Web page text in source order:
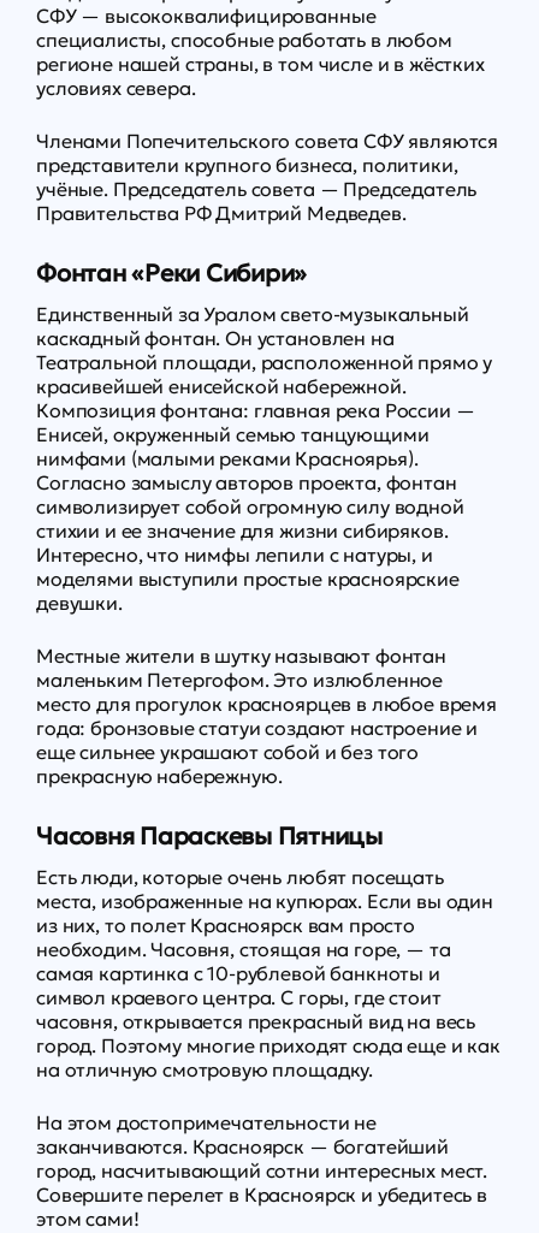
СФУ — высококвалифицированные
специалисты, способные работать в любом
регионе нашей страны, в том числе и в жёстких
условиях севера.
Членами Попечительского совета СФУ являются
представители крупного бизнеса, политики,
учёные. Председатель совета — Председатель
Правительства РФ Дмитрий Медведев.
Фонтан «Реки Сибири»
Единственный за Уралом свето-музыкальный
каскадный фонтан. Он установлен на
Театральной площади, расположенной прямо у
красивейшей енисейской набережной.
Композиция фонтана: главная река России —
Енисей, окруженный семью танцующими
нимфами (малыми реками Красноярья).
Согласно замыслу авторов проекта, фонтан
символизирует собой огромную силу водной
стихии и ее значение для жизни сибиряков.
Интересно, что нимфы лепили с натуры, и
моделями выступили простые красноярские
девушки.
Местные жители в шутку называют фонтан
маленьким Петергофом. Это излюбленное
место для прогулок красноярцев в любое время
года: бронзовые статуи создают настроение и
еще сильнее украшают собой и без того
прекрасную набережную.
Часовня Параскевы Пятницы
Есть люди, которые очень любят посещать
места, изображенные на купюрах. Если вы один
из них, то полет Красноярск вам просто
необходим. Часовня, стоящая на горе, — та
самая картинка с 10-рублевой банкноты и
символ краевого центра. С горы, где стоит
часовня, открывается прекрасный вид на весь
город. Поэтому многие приходят сюда еще и как
на отличную смотровую площадку.
На этом достопримечательности не
заканчиваются. Красноярск — богатейший
город, насчитывающий сотни интересных мест.
Совершите перелет в Красноярск и убедитесь в
этом сами!